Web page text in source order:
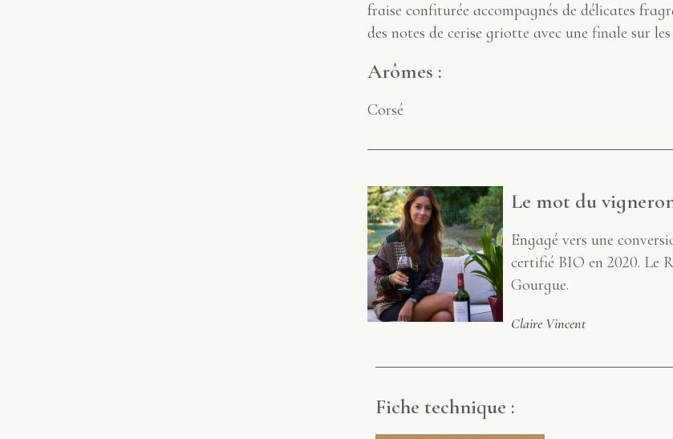
fraise confiturée accompagnés de délicates
des notes de cerise griotte avec une finale sur
Arômes :
Corsé
Le mot du
Engagé vers une
certifié BIO en 2020. Le
Gourgue.
Claire Vincent
Fiche technique :